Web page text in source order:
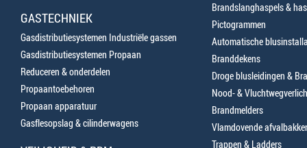
GASTECHNIEK
Gasdistributiesystemen Industriële gassen
Gasdistributiesystemen Propaan
Reduceren & onderdelen
Propaantoebehoren
Propaan apparatuur
Gasflesopslag & cilinderwagens
Brandslanghaspels &
Pictogrammen
Automatische
Branddekens
Droge blusleidingen &
Nood- &
Brandmelders
Vlamdovende
Trappen & Ladders